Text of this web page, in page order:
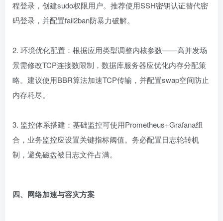
程登录，创建sudo权限用户。推荐使用SSH密钥认证替代密
码登录，并配置fail2ban防暴力破解。
2. 环境优化配置：根据应用类型调整内核参数——高并发场
景需修改TCP连接数限制，数据库服务器应优化内存分配策
略。建议使用BBR算法加速TCP传输，并配置swap空间防止
内存耗尽。
3. 监控体系搭建：基础监控可使用Prometheus+Grafana组
合，业务监控应设置关键指标阈值。务必配置日志轮转机
制，避免磁盘被日志文件占满。
四、网络加速与容灾方案